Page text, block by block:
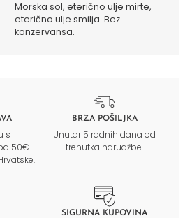
Morska sol, eterično ulje mirte,
eterično ulje smilja. Bez
konzervansa.
s
50€
BRZA POŠILJKA
Unutar 5 radnih dana od
trenutka narudžbe.
SIGURNA KUPOVINA